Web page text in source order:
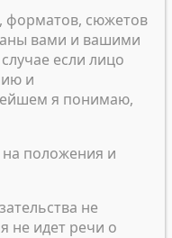
форматов, сюжетов
вами и вашими
если лицо
и
я понимаю,
положения и
не
не идет речи о